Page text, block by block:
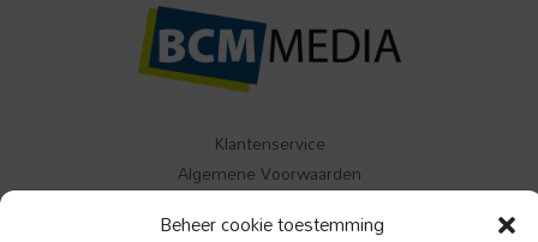
Beheer cookie toestemming
Klantenservice
Algemene Voorwaarden